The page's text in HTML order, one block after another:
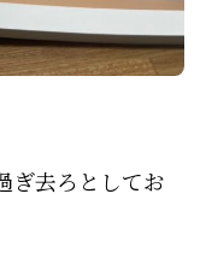
ぎ去ろとしてお